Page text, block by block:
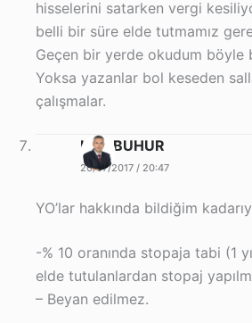
hisselerini satarken vergi
belli bir süre elde tutmamız
Geçen bir yerde okudum böyle
Yoksa yazanlar bol keseden
çalışmalar.
Halil BUHUR
20/07/2017 / 20:47
YO’lar hakkında bildiğim
-% 10 oranında stopaja tabi (1
elde tutulanlardan stopaj
– Beyan edilmez.